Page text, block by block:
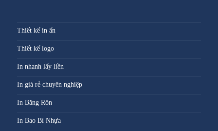
Thiết kế in ấn
Thiết kế logo
In nhanh lấy liền
In giá rẻ chuyên nghiệp
In Băng Rôn
In Bao Bì Nhựa